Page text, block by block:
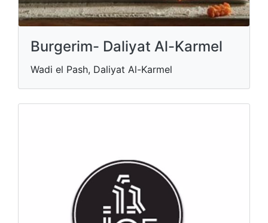
Burgerim- Daliyat Al-Karmel
Wadi el Pash, Daliyat Al-Karmel